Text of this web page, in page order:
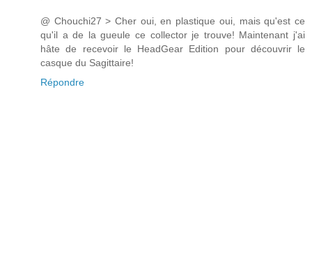
@ Chouchi27 > Cher oui, en plastique oui, mais qu'est ce
qu'il a de la gueule ce collector je trouve! Maintenant j'ai
hâte de recevoir le HeadGear Edition pour découvrir le
casque du Sagittaire!
Répondre